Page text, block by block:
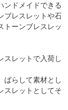
ンドメイドできる
ブレスレットや石
トーンブレスレッ
スレットで入荷し
ばらして素材とし
スレットとしてそ